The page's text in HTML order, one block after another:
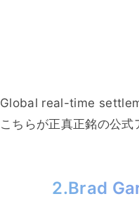
Global real-time
こちらが正真正銘の公式
2.Brad